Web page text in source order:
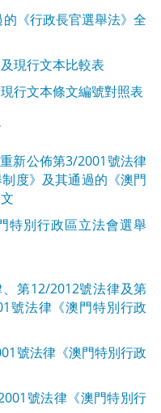
《行政長官選舉法》全
現行文本比較表
行文本條文編號對照表
新公佈第3/2001號法律
度》及其通過的《澳門
特別行政區立法會選舉
第12/2012號法律及第
號法律《澳門特別行政
號法律《澳門特別行政
號法律《澳門特別行